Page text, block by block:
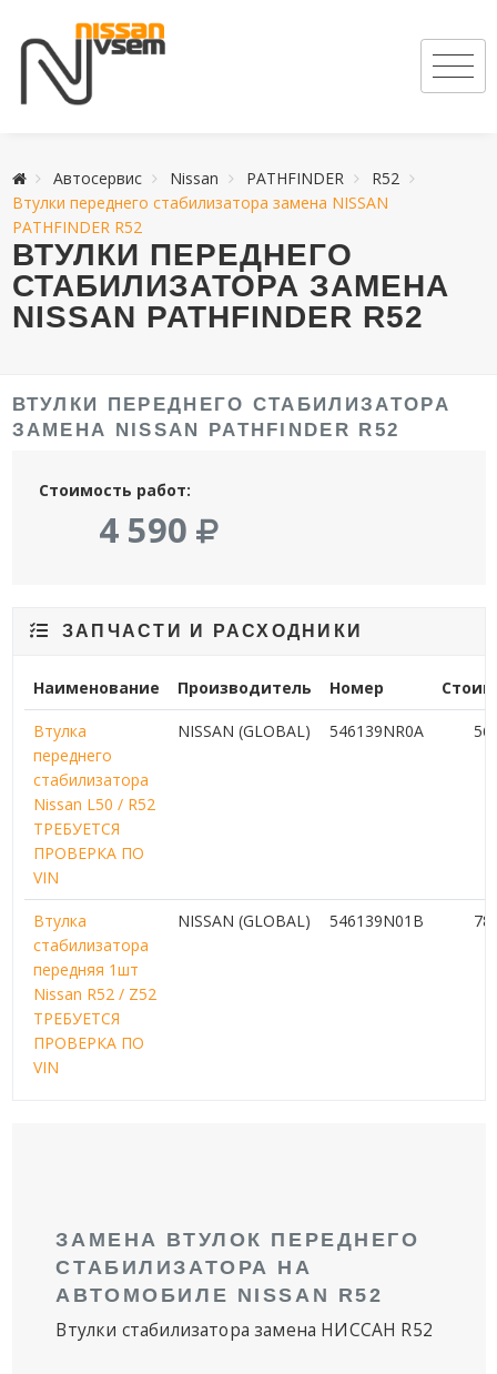
Автосервис Nissan PATHFINDER
R52
Втулки переднего стабилизатора замена NISSAN
PATHFINDER R52
ВТУЛКИ ПЕРЕДНЕГО
СТАБИЛИЗАТОРА ЗАМЕНА
NISSAN PATHFINDER R52
ВТУЛКИ ПЕРЕДНЕГО СТАБИЛИЗАТОРА
ЗАМЕНА NISSAN PATHFINDER R52
Стоимость работ:
4 590
ЗАПЧАСТИ И РАСХОДНИКИ
Наименование Производитель Номер
Втулка
переднего
стабилизатора
Nissan L50 / R52
ТРЕБУЕТСЯ
ПРОВЕРКА ПО
VIN
NISSAN (GLOBAL) 546139NR0A
Втулка
стабилизатора
передняя 1шт
Nissan R52 / Z52
ТРЕБУЕТСЯ
ПРОВЕРКА ПО
VIN
NISSAN (GLOBAL) 546139N01B
ЗАМЕНА ВТУЛОК ПЕРЕДНЕГО
СТАБИЛИЗАТОРА НА
АВТОМОБИЛЕ NISSAN R52
Втулки стабилизатора замена НИССАН R52